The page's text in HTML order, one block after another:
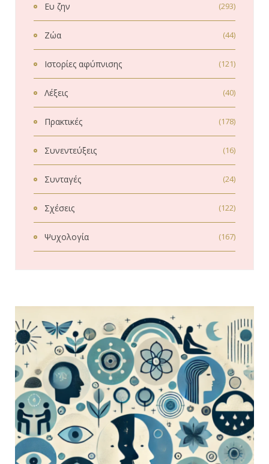
Ευ ζην (293)
Ζώα (44)
Ιστορίες αφύπνισης (121)
Λέξεις (40)
Πρακτικές (178)
Συνεντεύξεις (16)
Συνταγές (24)
Σχέσεις (122)
Ψυχολογία (167)